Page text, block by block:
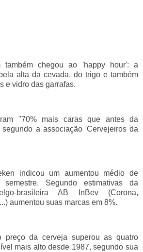
também chegou ao 'happy hour': a
alta da cevada, do trigo e também
e vidro das garrafas.
"70% mais caras que antes da
a associação 'Cervejeiros da
indicou um aumentou médio de
Segundo estimativas da
brasileira AB InBev (Corona,
aumentou suas marcas em 8%.
preço da cerveja superou as quatro
mais alto desde 1987, segundo sua